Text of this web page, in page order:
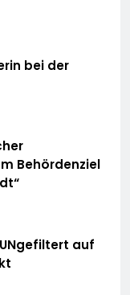
bei der
Behördenziel
UNgefiltert auf